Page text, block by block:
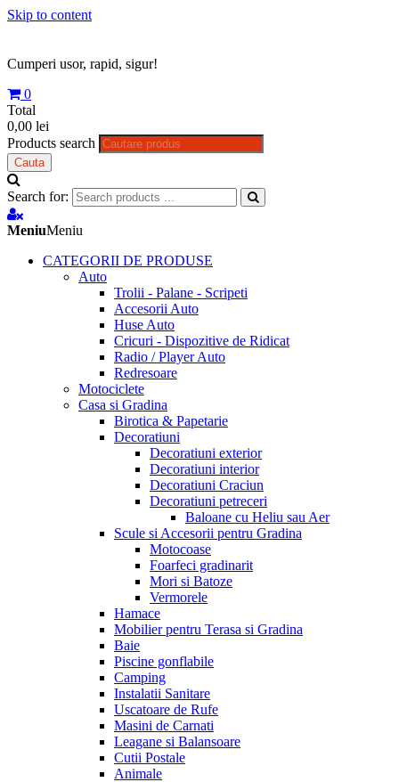
Skip to content
Cumperi usor, rapid, sigur!
0
Total
0,00 lei
Products search
Cauta
Search for:
MeniuMeniu
CATEGORII DE PRODUSE
Auto
Trolii - Palane - Scripeti
Accesorii Auto
Huse Auto
Cricuri - Dispozitive de Ridicat
Radio / Player Auto
Redresoare
Motociclete
Casa si Gradina
Birotica & Papetarie
Decoratiuni
Decoratiuni exterior
Decoratiuni interior
Decoratiuni Craciun
Decoratiuni petreceri
Baloane cu Heliu sau Aer
Scule si Accesorii pentru Gradina
Motocoase
Foarfeci gradinarit
Mori si Batoze
Vermorele
Hamace
Mobilier pentru Terasa si Gradina
Baie
Piscine gonflabile
Camping
Instalatii Sanitare
Uscatoare de Rufe
Masini de Carnati
Leagane si Balansoare
Cutii Postale
Animale